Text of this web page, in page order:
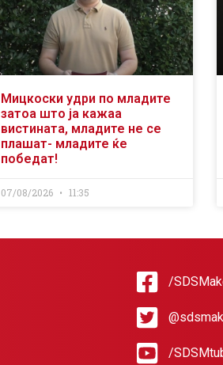
Мицкоски удри по младите
затоа што ја кажаа
вистината, младите не се
плашат- младите ќе
победат!
07/08/2026 11:35
/
/